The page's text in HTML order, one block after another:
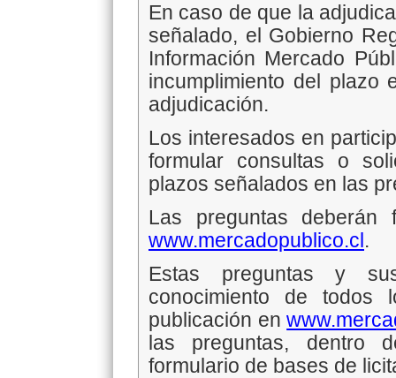
En caso de que la
señalado, el Gobierno
Información Mercado
incumplimiento del plazo
adjudicación.
Los interesados en
formular consultas o
plazos señalados en las
Las preguntas deberán
www.mercadopublico.cl.
Estas preguntas y
conocimiento de
publicación en
las preguntas, dentro
formulario de bases de